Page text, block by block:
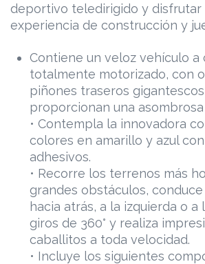
deportivo teledirigido y disfrutar
experiencia de construcción y
Contiene un veloz vehículo
totalmente motorizado, con
piñones traseros
proporcionan una
• Contempla la innovadora
colores en amarillo y azul
adhesivos.
• Recorre los terrenos más
grandes obstáculos,
hacia atrás, a la izquierda o a
giros de 360° y realiza
caballitos a toda velocidad.
• Incluye los siguientes